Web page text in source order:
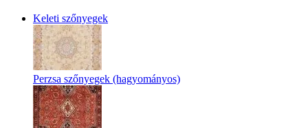
Keleti szőnyegek
Perzsa szőnyegek (hagyományos)